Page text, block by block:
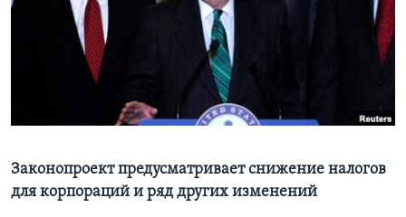
Learning English
СОЦИАЛЬНЫЕ СЕТИ
Языки
Законопроект предусматривает снижение налогов
для корпораций и ряд других изменений